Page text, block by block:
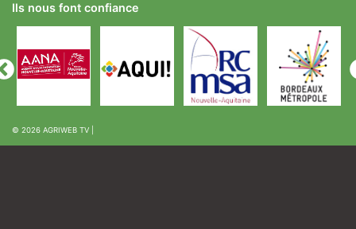
Ils nous font confiance
© 2026 AGRIWEB TV